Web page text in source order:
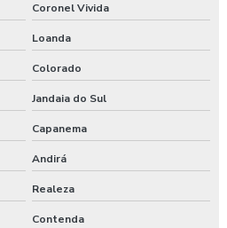
Coronel Vivida
Loanda
Colorado
Jandaia do Sul
Capanema
Andirá
Realeza
Contenda